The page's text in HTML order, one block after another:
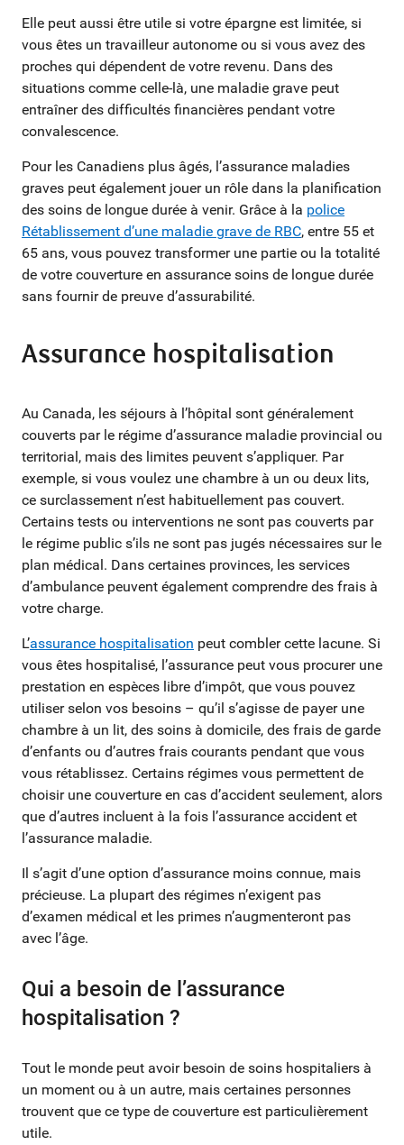
Elle peut aussi être utile si votre épargne est limitée, si
vous êtes un travailleur autonome ou si vous avez des
proches qui dépendent de votre revenu. Dans des
situations comme celle-là, une maladie grave peut
entraîner des difficultés financières pendant votre
convalescence.
Pour les Canadiens plus âgés, l’assurance maladies
graves peut également jouer un rôle dans la planification
des soins de longue durée à venir. Grâce à la police
Rétablissement d’une maladie grave de RBC, entre 55 et
65 ans, vous pouvez transformer une partie ou la totalité
de votre couverture en assurance soins de longue durée
sans fournir de preuve d’assurabilité.
Assurance hospitalisation
Au Canada, les séjours à l’hôpital sont généralement
couverts par le régime d’assurance maladie provincial ou
territorial, mais des limites peuvent s’appliquer. Par
exemple, si vous voulez une chambre à un ou deux lits,
ce surclassement n’est habituellement pas couvert.
Certains tests ou interventions ne sont pas couverts par
le régime public s’ils ne sont pas jugés nécessaires sur le
plan médical. Dans certaines provinces, les services
d’ambulance peuvent également comprendre des frais à
votre charge.
L’assurance hospitalisation peut combler cette lacune. Si
vous êtes hospitalisé, l’assurance peut vous procurer une
prestation en espèces libre d’impôt, que vous pouvez
utiliser selon vos besoins – qu’il s’agisse de payer une
chambre à un lit, des soins à domicile, des frais de garde
d’enfants ou d’autres frais courants pendant que vous
vous rétablissez. Certains régimes vous permettent de
choisir une couverture en cas d’accident seulement, alors
que d’autres incluent à la fois l’assurance accident et
l’assurance maladie.
Il s’agit d’une option d’assurance moins connue, mais
précieuse. La plupart des régimes n’exigent pas
d’examen médical et les primes n’augmenteront pas
avec l’âge.
Qui a besoin de l’assurance
hospitalisation ?
Tout le monde peut avoir besoin de soins hospitaliers à
un moment ou à un autre, mais certaines personnes
trouvent que ce type de couverture est particulièrement
utile.